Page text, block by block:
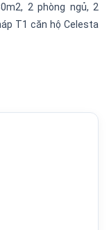
2 phòng ngủ, 2
T1 căn hộ Celesta